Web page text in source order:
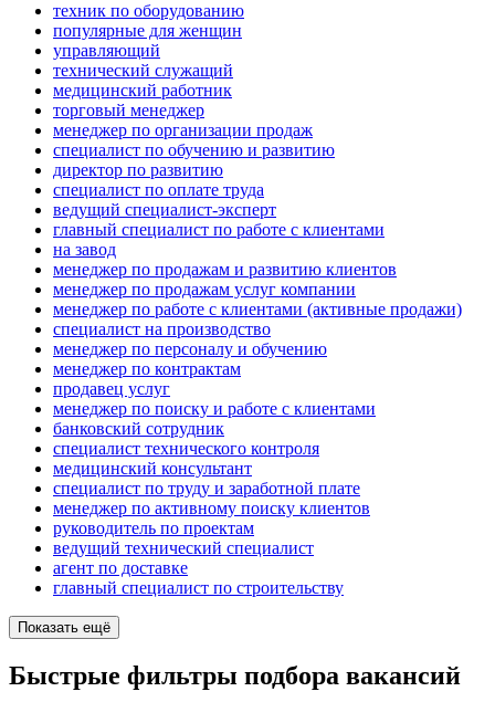
техник по оборудованию
популярные для женщин
управляющий
технический служащий
медицинский работник
торговый менеджер
менеджер по организации продаж
специалист по обучению и развитию
директор по развитию
специалист по оплате труда
ведущий специалист-эксперт
главный специалист по работе с клиентами
на завод
менеджер по продажам и развитию клиентов
менеджер по продажам услуг компании
менеджер по работе с клиентами (активные продажи)
специалист на производство
менеджер по персоналу и обучению
менеджер по контрактам
продавец услуг
менеджер по поиску и работе с клиентами
банковский сотрудник
специалист технического контроля
медицинский консультант
специалист по труду и заработной плате
менеджер по активному поиску клиентов
руководитель по проектам
ведущий технический специалист
агент по доставке
главный специалист по строительству
Показать ещё
Быстрые фильтры подбора вакансий